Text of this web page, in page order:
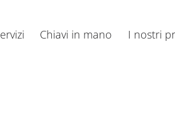
Chiavi in mano I nostri